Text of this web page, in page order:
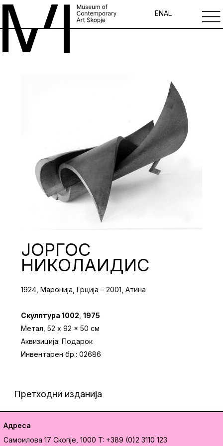
ENAL
ЈОРГОС
НИКОЛАИДИС
1924, Маронија, Грција – 2001, Атина
Скулптура 1002 1975
Метал, 52 x 92 x 50 см
Аквизиција: Подарок
Инвентарен бр.: 02686
Претходни изданија
Адреса
Самоилова 17 Скопје, 1000 T: +389 (0)2 3110 123